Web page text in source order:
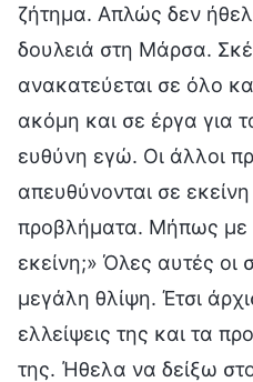
ζήτημα. Απλώς δεν
δουλειά στη Μάρσα.
ανακατεύεται σε όλο
ακόμη και σε έργα για
ευθύνη εγώ. Οι άλλοι
απευθύνονται σε
προβλήματα. Μήπως με
εκείνη;» Όλες αυτές οι
μεγάλη θλίψη. Έτσι
ελλείψεις της και τα
της. Ήθελα να δείξω